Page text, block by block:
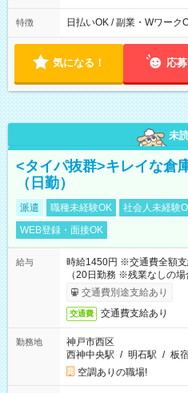
特徴 日払いOK / 副業・Wワーク
気になる！ 応
未
<タイパ抜群>キレイな倉
（日勤）
派遣 職種未経験OK 社会人未経験
WEB登録・面接OK
給与
時給1450円 ※交通費全額
（20日勤務 ※残業なしの場
交通費別途支給あり
交通費 交通費支給あり
勤務地
神戸市西区
西神中央駅 / 明石駅 / 板
空調ありの職場!